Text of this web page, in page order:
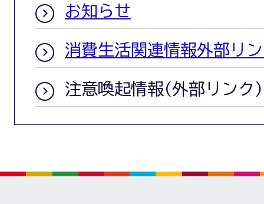
お知らせ
消費生活関連情報外部リ
注意喚起情報(外部リンク)